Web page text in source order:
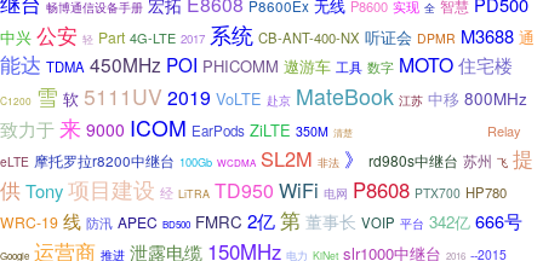
畅博通信设备手册 宏拓 P8600Ex 无线 P8600 实现 全 智慧
中兴 公安 轻 Part 4G-LTE 2017 系统 CB-ANT-400-NX 听证会 DPMR M3688 通
能达 TDMA 450MHz POI PHICOMM 遨游车 工具 数字 MOTO住宅楼
C1200 雪 软 5111UV 2019 VoLTE 赴京 MateBook 江苏 中移 800MHz
致力于来 9000 ICOM EarPods ZiLTE 350M 清楚 Relay
eLTE 摩托罗拉r8200中继台 100Gb WCDMA SL2M 非法 》 rd980s中继台 苏州 飞 提
供Tony项目建设 经 LiTRA TD950 WiFi 电网 P8608 PTX700 HP780
WRC-19 线 防汛 APEC BD500 FMRC 2亿第 董事长 VOIP 平台 342亿 666号
Google 运营商 推进 泄露电缆 150MHz 电力 KiNet slr1000中继台 2016 --2015